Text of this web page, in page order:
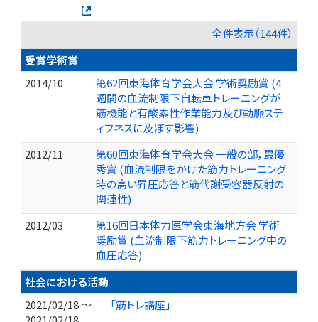
全件表示（144件）
受賞学術賞
2014/10
第62回東海体育学会大会 学術奨励賞 (4
週間の血流制限下自転車トレーニングが
筋機能と有酸素性作業能力及び動脈ステ
ィフネスに及ぼす影響)
2012/11
第60回東海体育学会大会 一般の部，最優
秀賞 (血流制限をかけた筋力トレーニング
時の高い昇圧応答と筋代謝受容器反射の
関連性)
2012/03
第16回日本体力医学会東海地方会 学術
奨励賞 (血流制限下筋力トレーニング中の
血圧応答)
社会における活動
2021/02/18 ～
「筋トレ講座」